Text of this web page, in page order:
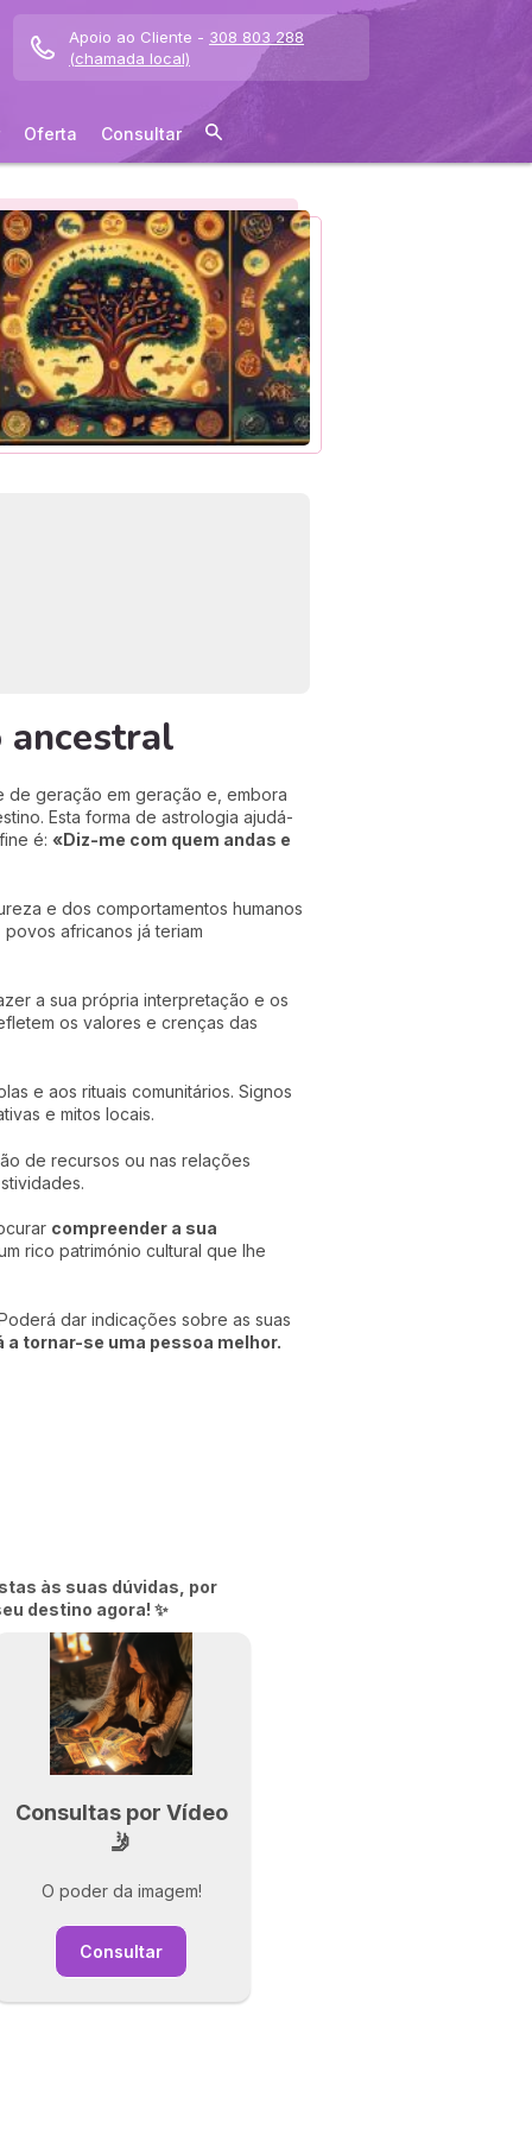
Apoio ao Cliente - 308 803 288
(chamada local)
Oferta Consultar
de geração em geração e, embora
Esta forma de astrologia ajudá-
é: «Diz-me com quem andas e
e dos comportamentos humanos
africanos já teriam
a sua própria interpretação e os
os valores e crenças das
e aos rituais comunitários. Signos
e mitos locais.
de recursos ou nas relações
compreender a sua
rico património cultural que lhe
dar indicações sobre as suas
a tornar-se uma pessoa melhor.
às suas dúvidas, por
destino agora! ✨
Consultas por Vídeo
🤳
O poder da imagem!
Consultar